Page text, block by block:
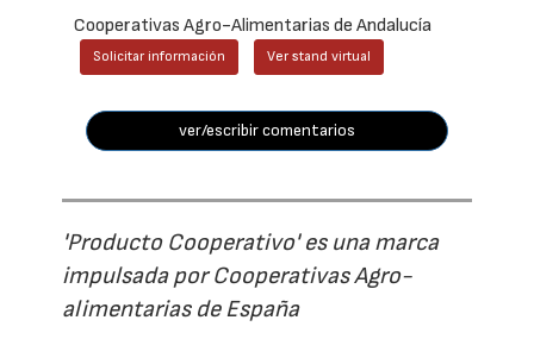
Cooperativas Agro-Alimentarias de Andalucía
Solicitar información Ver stand virtual
ver/escribir comentarios
'Producto Cooperativo' es una marca
impulsada por Cooperativas Agro-
alimentarias de España